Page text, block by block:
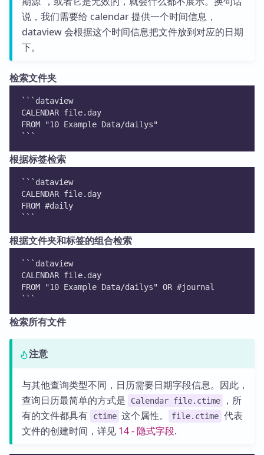
说，我们需要给 calendar 提供一个时间信息，
dataview 会根据这个时间信息把文件放到对应的日期
下。
检索文件夹
```dataview
CALENDAR file.day
FROM "10 Example Data/dailys"
```
根据标签检索
```dataview
CALENDAR file.day
FROM #daily
```
根据文件夹和标签的组合检索
```dataview
CALENDAR file.day
FROM "10 Example Data/dailys" OR #journal
```
检索所有文件
注意
与其他查询类型不同，日历需要日期字段信息。因此，
查询日历最简单的方式是
Calendar file.ctime
，所
有的文件都具有
ctime 这个属性。 file.ctime 代表
文件的创建时间，详见 14 - 隐式字段.